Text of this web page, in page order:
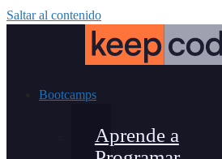
Saltar al contenido
Bootcamps
Aprende a